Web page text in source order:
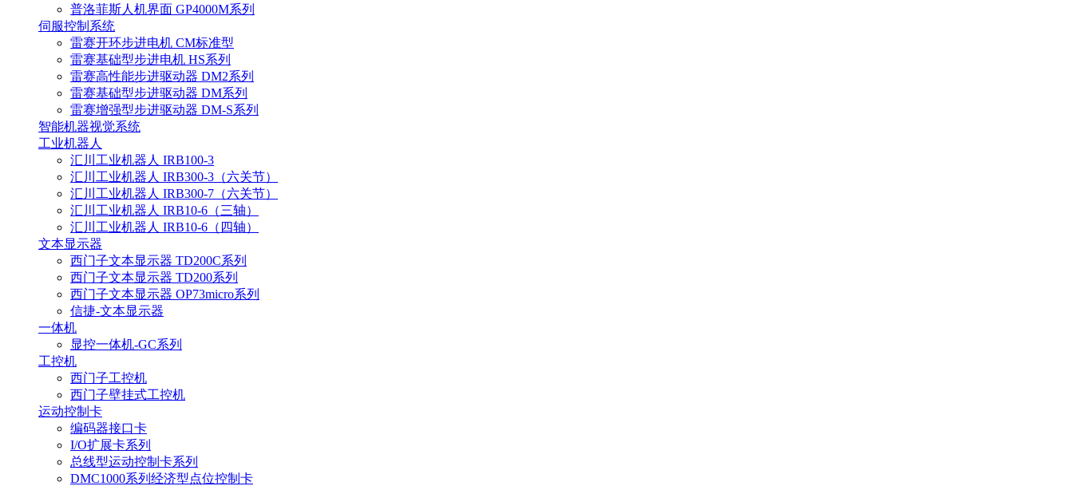
普洛菲斯人机界面 GP4000M系列
伺服控制系统
雷赛开环步进电机 CM标准型
雷赛基础型步进电机 HS系列
雷赛高性能步进驱动器 DM2系列
雷赛基础型步进驱动器 DM系列
雷赛增强型步进驱动器 DM-S系列
智能机器视觉系统
工业机器人
汇川工业机器人 IRB100-3
汇川工业机器人 IRB300-3（六关节）
汇川工业机器人 IRB300-7（六关节）
汇川工业机器人 IRB10-6（三轴）
汇川工业机器人 IRB10-6（四轴）
文本显示器
西门子文本显示器 TD200C系列
西门子文本显示器 TD200系列
西门子文本显示器 OP73micro系列
信捷-文本显示器
一体机
显控一体机-GC系列
工控机
西门子工控机
西门子壁挂式工控机
运动控制卡
编码器接口卡
I/O扩展卡系列
总线型运动控制卡系列
DMC1000系列经济型点位控制卡